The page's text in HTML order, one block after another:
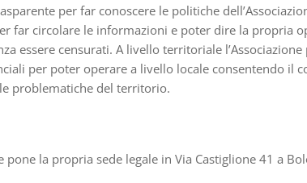
per far conoscere le politiche
far circolare le informazioni e poter dire la propria
essere censurati. A livello territoriale
per poter operare a livello locale consentendo il
problematiche del territorio.
pone la propria sede legale in Via Castiglione 41 a